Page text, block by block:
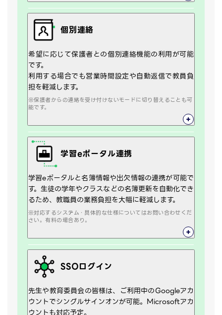
個別連絡
希望に応じて保護者との個別連絡機能の利用が可能
です。
利用する場合でも営業時間設定や自動返信で教員負
担を軽減します。
※保護者からの連絡を受け付けないモードに切り替えることも可
能です。
学習eポータル連携
学習eポータルと名簿情報や出欠情報の連携が可能で
す。生徒の学年やクラスなどの名簿更新を自動化でき
るため、教職員の業務負担を大幅に軽減します。
※対応するシステム・具体的な仕様についてはお問い合わせくだ
さい。有料の場合あり。
SSOログイン
先生や教育委員会の皆様は、ご利用中のGoogleアカ
ウントでシングルサインオンが可能。Microsoftアカ
ウントも対応予定。